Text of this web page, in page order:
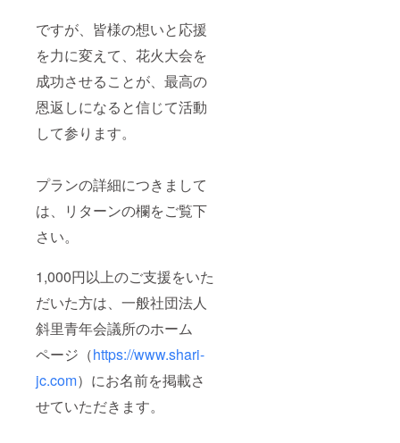
ですが、皆様の想いと応援
を力に変えて、花火大会を
成功させることが、最高の
恩返しになると信じて活動
して参ります。
プランの詳細につきまして
は、リターンの欄をご覧下
さい。
1,000円以上のご支援をいた
だいた方は、一般社団法人
斜里青年会議所のホーム
ページ（https://www.shari-
jc.com）にお名前を掲載さ
せていただきます。